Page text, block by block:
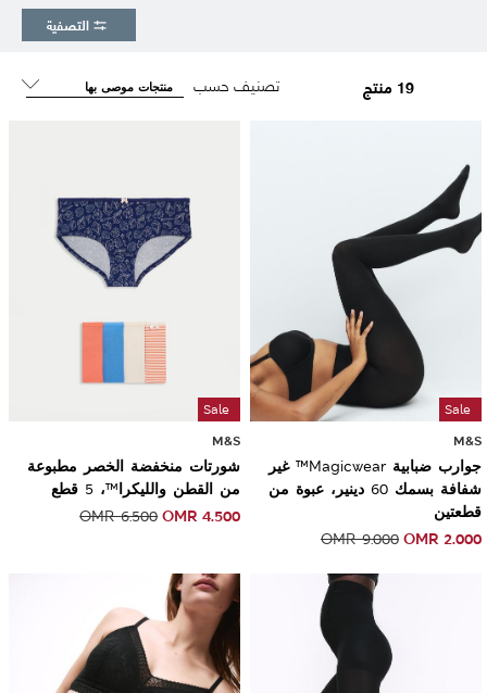
التصفية
19 منتج تصنيف حسب
Sale
M&S
جوارب ضبابية Magicwear™ غير
شفافة بسمك 60 دينير، عبوة من
قطعتين
OMR 2.000
OMR9.000
Sale
M&S
شورتات منخفضة الخصر مطبوعة
من القطن والليكرا™، 5 قطع
OMR4.500
OMR6.500